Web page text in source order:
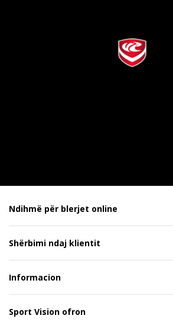
Ndihmë për blerjet online
Shërbimi ndaj klientit
Informacion
Sport Vision ofron